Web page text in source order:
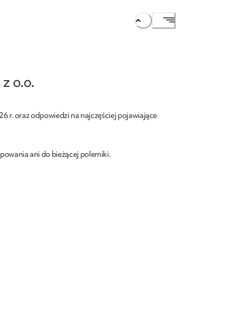
o.o.
r. oraz odpowiedzi na najczęściej pojawiające
ani do bieżącej polemiki.